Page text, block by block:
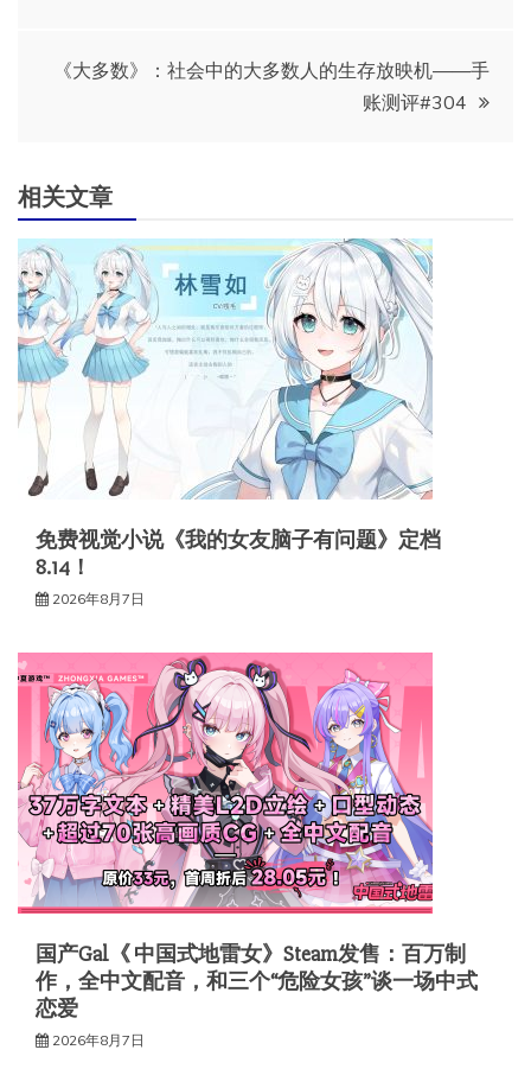
《大多数》：社会中的大多数人的生存放映机——手
账测评#304
相关文章
免费视觉小说《我的女友脑子有问题》定档
8.14！
2026年8月7日
国产Gal《 中国式地雷女》Steam发售：百万制
作，全中文配音，和三个“危险女孩”谈一场中式
恋爱
2026年8月7日